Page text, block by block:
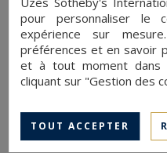
Propriétés avec
Demeures de
Châteaux et
Les mas provençaux
pour personnaliser le
expérience sur
préférences et en savoir
et à tout moment
cliquant sur "Gestion des
TOUT ACCEPTER